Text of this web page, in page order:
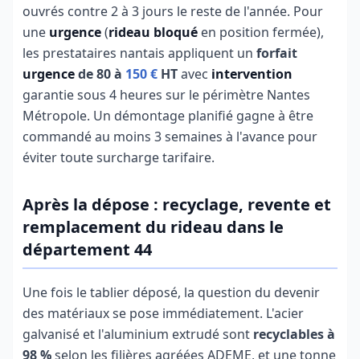
ouvrés contre 2 à 3 jours le reste de l'année. Pour
une urgence(rideau bloqué en position fermée),
les prestataires nantais appliquent un forfait
urgencede 80 à 150 € HTavec intervention
garantie sous 4 heures sur le périmètre Nantes
Métropole. Un démontage planifié gagne à être
commandé au moins 3 semaines à l'avance pour
éviter toute surcharge tarifaire.
Après la dépose : recyclage, revente et
remplacement du rideau dans le
département 44
Une fois le tablier déposé, la question du devenir
des matériaux se pose immédiatement. L'acier
galvanisé et l'aluminium extrudé sont recyclables à
98 %selon les filières agréées ADEME, et une tonne